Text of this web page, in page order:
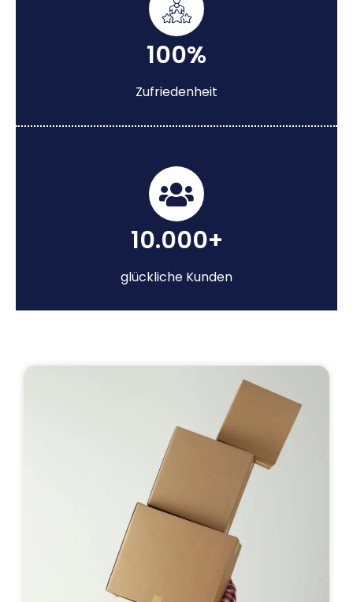
100%
Zufriedenheit
10.000+
glückliche Kunden